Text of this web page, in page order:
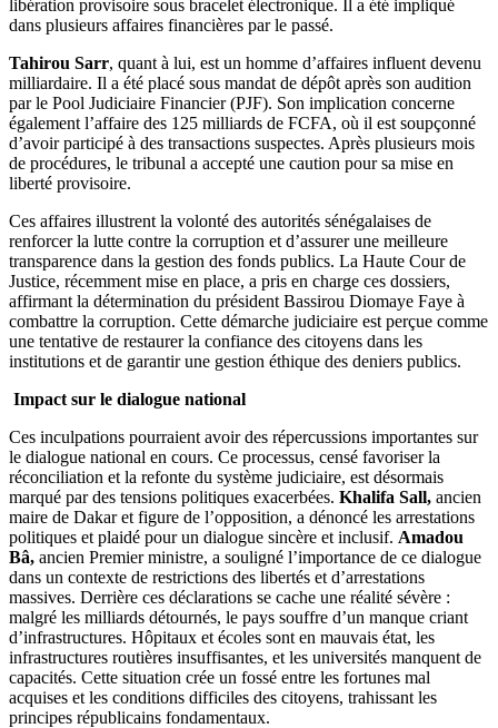
libération provisoire sous bracelet électronique. Il a été impliqué
dans plusieurs affaires financières par le passé.
Tahirou Sarr, quant à lui, est un homme d’affaires influent devenu
milliardaire. Il a été placé sous mandat de dépôt après son audition
par le Pool Judiciaire Financier (PJF). Son implication concerne
également l’affaire des 125 milliards de FCFA, où il est soupçonné
d’avoir participé à des transactions suspectes. Après plusieurs mois
de procédures, le tribunal a accepté une caution pour sa mise en
liberté provisoire.
Ces affaires illustrent la volonté des autorités sénégalaises de
renforcer la lutte contre la corruption et d’assurer une meilleure
transparence dans la gestion des fonds publics. La Haute Cour de
Justice, récemment mise en place, a pris en charge ces dossiers,
affirmant la détermination du président Bassirou Diomaye Faye à
combattre la corruption. Cette démarche judiciaire est perçue comme
une tentative de restaurer la confiance des citoyens dans les
institutions et de garantir une gestion éthique des deniers publics.
Impact sur le dialogue national
Ces inculpations pourraient avoir des répercussions importantes sur
le dialogue national en cours. Ce processus, censé favoriser la
réconciliation et la refonte du système judiciaire, est désormais
marqué par des tensions politiques exacerbées. Khalifa Sall, ancien
maire de Dakar et figure de l’opposition, a dénoncé les arrestations
politiques et plaidé pour un dialogue sincère et inclusif. Amadou
Bâ, ancien Premier ministre, a souligné l’importance de ce dialogue
dans un contexte de restrictions des libertés et d’arrestations
massives. Derrière ces déclarations se cache une réalité sévère :
malgré les milliards détournés, le pays souffre d’un manque criant
d’infrastructures. Hôpitaux et écoles sont en mauvais état, les
infrastructures routières insuffisantes, et les universités manquent de
capacités. Cette situation crée un fossé entre les fortunes mal
acquises et les conditions difficiles des citoyens, trahissant les
principes républicains fondamentaux.